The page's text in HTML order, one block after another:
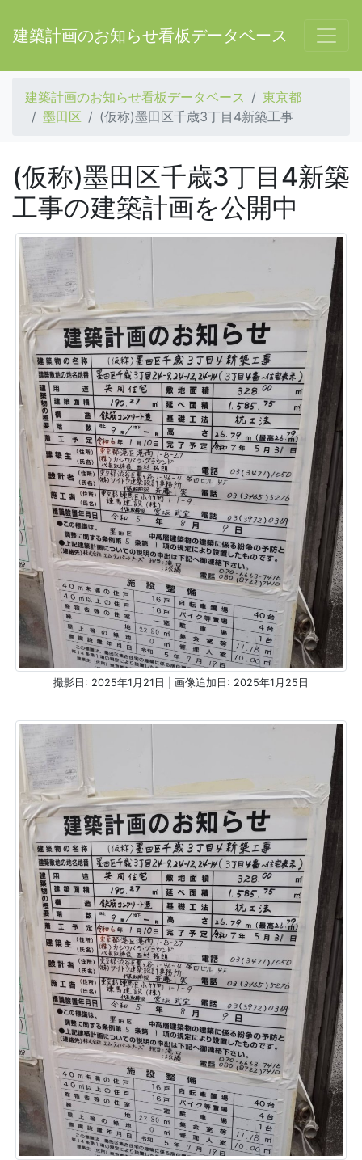
建築計画のお知らせ看板データベース
建築計画のお知らせ看板データベース
東京都
墨田区
(仮称)墨田区千歳3丁目4新築工事
(仮称)墨田区千歳3丁目4新築
工事の建築計画を公開中
撮影日: 2025年1月21日 | 画像追加日: 2025年1月25日